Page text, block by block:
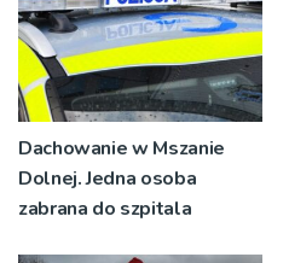
Dachowanie w Mszanie
Dolnej. Jedna osoba
zabrana do szpitala